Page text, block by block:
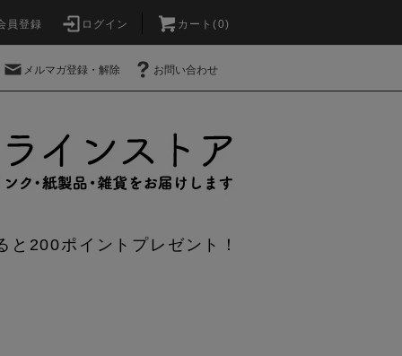
員登録 ログイン カート(0)
メルマガ登録・解除 お問い合わせ
200ポイントプレゼント！